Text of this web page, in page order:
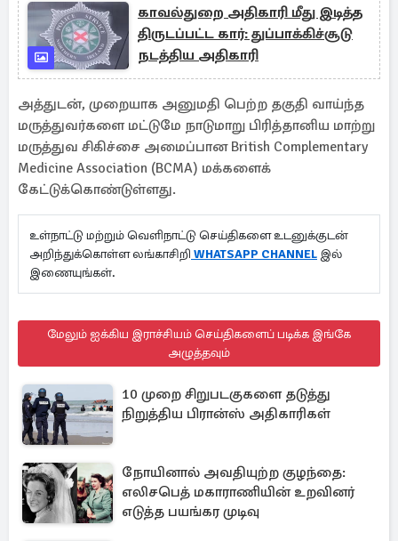
காவல்துறை அதிகாரி மீது இடித்த
திருடப்பட்ட கார்: துப்பாக்கிச்சூடு
நடத்திய அதிகாரி
அத்துடன், முறையாக அனுமதி பெற்ற தகுதி வாய்ந்த
மருத்துவர்களை மட்டுமே நாடுமாறு பிரித்தானிய மாற்று
மருத்துவ சிகிச்சை அமைப்பான British Complementary
Medicine Association (BCMA) மக்களைக்
கேட்டுக்கொண்டுள்ளது.
உள்நாட்டு மற்றும் வெளிநாட்டு செய்திகளை உடனுக்குடன்
அறிந்துக்கொள்ள லங்காசிறி WHATSAPP CHANNEL இல்
இணையுங்கள்.
மேலும் ஐக்கிய இராச்சியம் செய்திகளைப் படிக்க இங்கே
அழுத்தவும்
10 முறை சிறுபடகுகளை தடுத்து
நிறுத்திய பிரான்ஸ் அதிகாரிகள்
நோயினால் அவதியுற்ற குழந்தை:
எலிசபெத் மகாராணியின் உறவினர்
எடுத்த பயங்கர முடிவு